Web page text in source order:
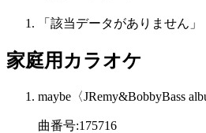
「該当データがありません」
家庭用カラオケ
maybe〈JRemy&BobbyBass
曲番号:175716